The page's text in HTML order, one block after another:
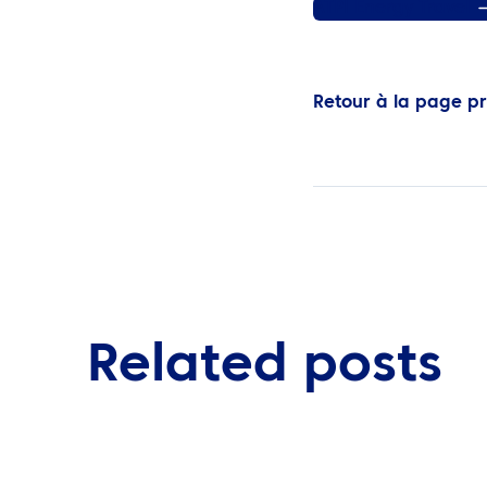
Retour à la page
Related posts